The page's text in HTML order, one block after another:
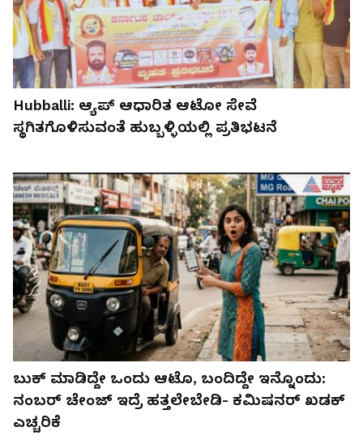
Hubballi: ಆ್ಯಪ್ ಆಧಾರಿತ ಆಟೋ ಸೇವೆ
ಸ್ಥಗಿತಗೊಳಿಸುವಂತೆ ಹುಬ್ಬಳ್ಳಿಯಲ್ಲಿ ಪ್ರತಿಭಟನೆ
ಬುಕ್​ ಮಾಡಿದ್ದೇ ಒಂದು ಆಟೊ, ಬಂದಿದ್ದೇ ಇನ್ನೊಂದು:
ನಂಬರ್​ ಚೇಂಜ್​ ಇದ್ರೆ ಹತ್ತಲೇಬೇಡಿ- ಕಮಿಷನರ್‌ ಖಡಕ್‌
ಎಚ್ಚರಿಕೆ